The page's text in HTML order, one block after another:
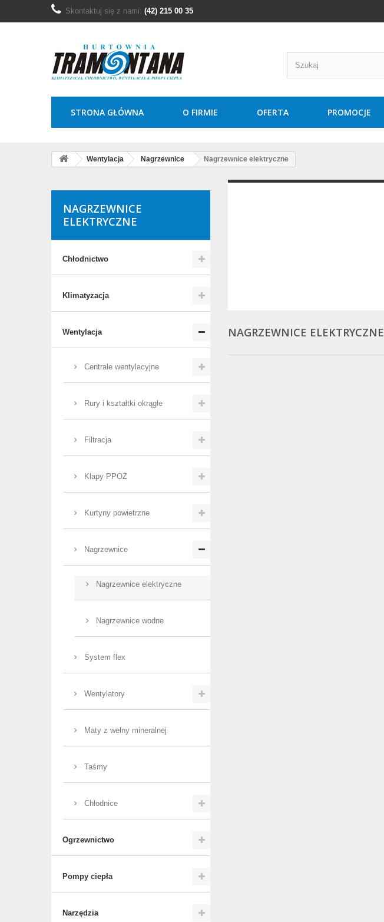
Skontaktuj się z nami: (42) 215 00 35
STRONA GŁÓWNA O FIRMIE OFERTA PROMOCJE
Wentylacja Nagrzewnice Nagrzewnice elektryczne
NAGRZEWNICE
ELEKTRYCZNE
Chłodnictwo
Klimatyzacja
Wentylacja
Centrale wentylacyjne
Rury i kształtki okrągłe
Filtracja
Klapy PPOŻ
Kurtyny powietrzne
Nagrzewnice
Nagrzewnice elektryczne
Nagrzewnice wodne
System flex
Wentylatory
Maty z wełny mineralnej
Taśmy
Chłodnice
Ogrzewnictwo
Pompy ciepła
Narzędzia
NAGRZEWNICE ELEKTRYCZNE